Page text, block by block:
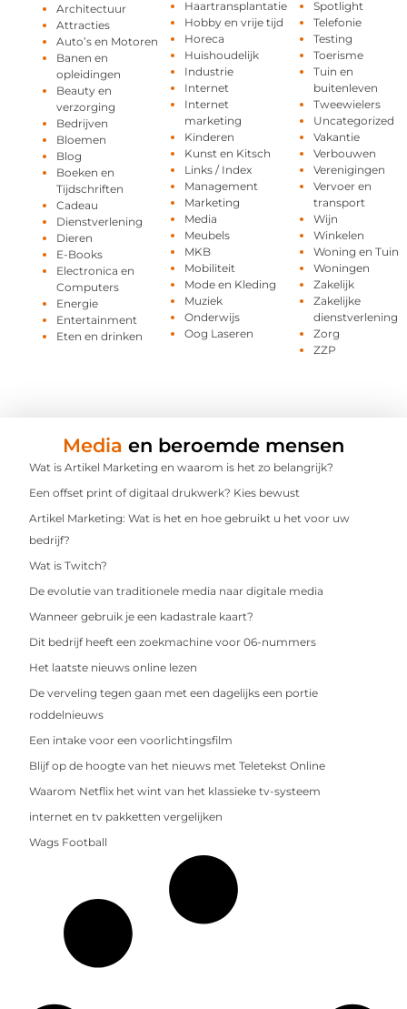
Architectuur
Attracties
Auto’s en Motoren
Banen en
opleidingen
Beauty en
verzorging
Bedrijven
Bloemen
Blog
Boeken en
Tijdschriften
Cadeau
Dienstverlening
Dieren
E-Books
Electronica en
Computers
Energie
Entertainment
Eten en drinken
Haartransplantatie
Hobby en vrije tijd
Horeca
Huishoudelijk
Industrie
Internet
Internet
marketing
Kinderen
Kunst en Kitsch
Links / Index
Management
Marketing
Media
Meubels
MKB
Mobiliteit
Mode en Kleding
Muziek
Onderwijs
Oog Laseren
Spotlight
Telefonie
Testing
Toerisme
Tuin en
buitenleven
Tweewielers
Uncategorized
Vakantie
Verbouwen
Verenigingen
Vervoer en
transport
Wijn
Winkelen
Woning en Tuin
Woningen
Zakelijk
Zakelijke
dienstverlening
Zorg
ZZP
Media en beroemde mensen
Wat is Artikel Marketing en waarom is het zo belangrijk?
Een offset print of digitaal drukwerk? Kies bewust
Artikel Marketing: Wat is het en hoe gebruikt u het voor uw
bedrijf?
Wat is Twitch?
De evolutie van traditionele media naar digitale media
Wanneer gebruik je een kadastrale kaart?
Dit bedrijf heeft een zoekmachine voor 06-nummers
Het laatste nieuws online lezen
De verveling tegen gaan met een dagelijks een portie
roddelnieuws
Een intake voor een voorlichtingsfilm
Blijf op de hoogte van het nieuws met Teletekst Online
Waarom Netflix het wint van het klassieke tv-systeem
internet en tv pakketten vergelijken
Wags Football